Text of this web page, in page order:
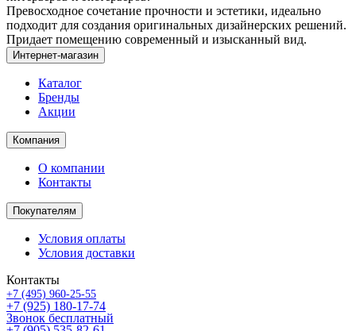
Превосходное сочетание прочности и эстетики, идеально
подходит для создания оригинальных дизайнерских решений.
Придает помещению современный и изысканный вид.
Интернет-магазин
Каталог
Бренды
Акции
Компания
О компании
Контакты
Покупателям
Условия оплаты
Условия доставки
Контакты
+7 (495) 960-25-55
+7 (925) 180-17-74
Звонок бесплатный